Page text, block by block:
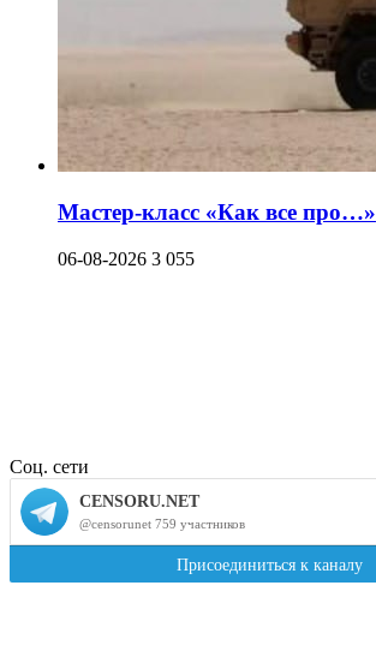
Мастер-класс «Как все про…»
06-08-2026 3 055
Соц. сети